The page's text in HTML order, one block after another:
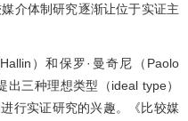
介体制研究逐渐让位于实证主
）和保罗·曼奇尼（Paolo
三种理想类型（ideal type）
行实证研究的兴趣。《比较媒